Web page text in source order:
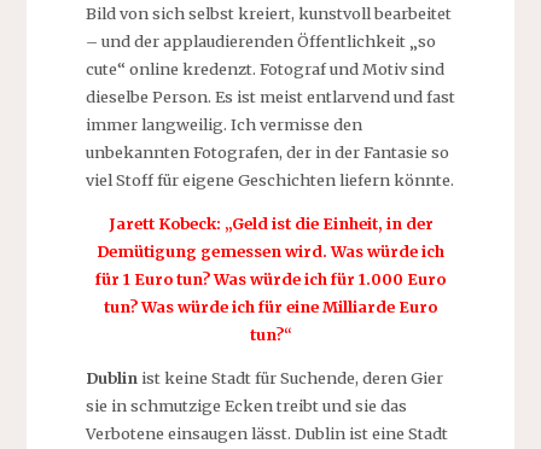
Bild von sich selbst kreiert, kunstvoll bearbeitet
– und der applaudierenden Öffentlichkeit „so
cute“ online kredenzt. Fotograf und Motiv sind
dieselbe Person. Es ist meist entlarvend und fast
immer langweilig. Ich vermisse den
unbekannten Fotografen, der in der Fantasie so
viel Stoff für eigene Geschichten liefern könnte.
Jarett Kobeck: „Geld ist die Einheit, in der
Demütigung gemessen wird. Was würde ich
für 1 Euro tun? Was würde ich für 1.000 Euro
tun? Was würde ich für eine Milliarde Euro
tun?“
Dublin ist keine Stadt für Suchende, deren Gier
sie in schmutzige Ecken treibt und sie das
Verbotene einsaugen lässt. Dublin ist eine Stadt